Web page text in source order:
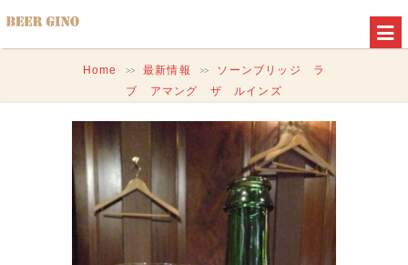
Home >> 最新情報 >>
ソーンブリッジ ラ
ブ アマング ザ ルインズ